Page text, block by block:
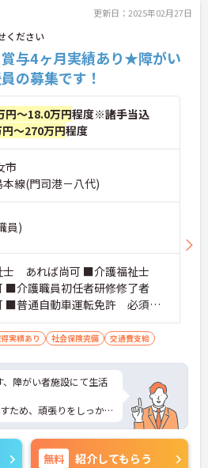
更新日：2025年02月27日
ください
賞与4ヶ月実績あり★障がい
の募集です！
円～18.0万円程度※諸手当込
～270万円程度
市
本線(門司港－八代)
員)
士 あれば尚可 ■介護福祉士
■介護職員初任者研修修了者
可）
実績あり 社会保険完備 交通費支給
障がい者施設にて生活
ため、頑張りをしっか
介護職までお問い合わ
無料 紹介してもらう